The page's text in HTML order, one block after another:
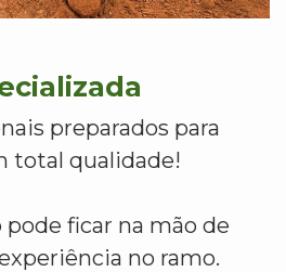
preparados para
total qualidade!
ficar na mão de
no ramo.